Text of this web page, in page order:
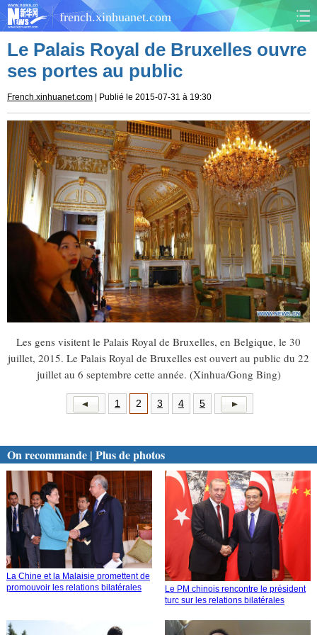
french.xinhuanet.com
CHINE MONDE
CULTURE SOCIÉTÉ
SANTÉ SPORTS
SCI&TECH PLANÈTE
TOURISME DOCUMENTS
DOSSIERS PHOTOS
VIDÉOS
Le Palais Royal de Bruxelles ouvre
ses portes au public
French.xinhuanet.com | Publié le 2015-07-31 à 19:30
Les gens visitent le Palais Royal de Bruxelles, en Belgique, le 30
juillet, 2015. Le Palais Royal de Bruxelles est ouvert au public du 22
juillet au 6 septembre cette année. (Xinhua/Gong Bing)
1 2 3 4 5
On recommande | Plus de photos
La Chine et la Malaisie promettent de
promouvoir les relations bilatérales
Le PM chinois rencontre le président
turc sur les relations bilatérales